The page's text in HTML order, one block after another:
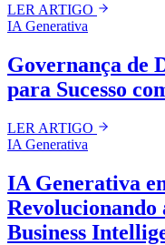
LER ARTIGO
IA Generativa
Governança de
para Sucesso
LER ARTIGO
IA Generativa
IA Generativa
Revolucionando
Business